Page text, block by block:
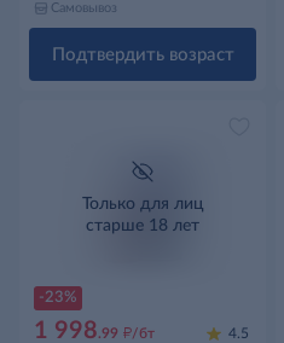
Самовывоз
Подтвердить возраст
-23%
Только для лиц
старше 18 лет
1 998.99 д/бт 4.5